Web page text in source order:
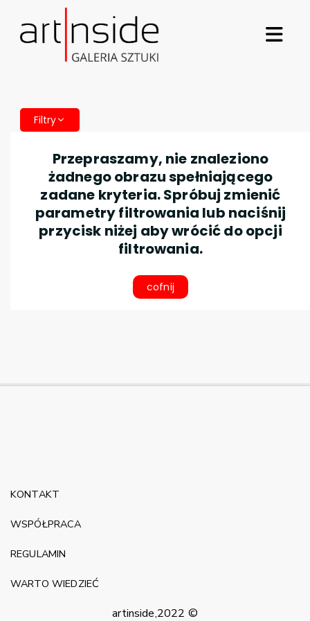
Filtry
Przepraszamy, nie znaleziono
żadnego obrazu spełniającego
zadane kryteria. Spróbuj zmienić
parametry filtrowania lub naciśnij
przycisk niżej aby wrócić do opcji
filtrowania.
cofnij
artinside,2022 ©
KONTAKT
WSPÓŁPRACA
REGULAMIN
WARTO WIEDZIEĆ